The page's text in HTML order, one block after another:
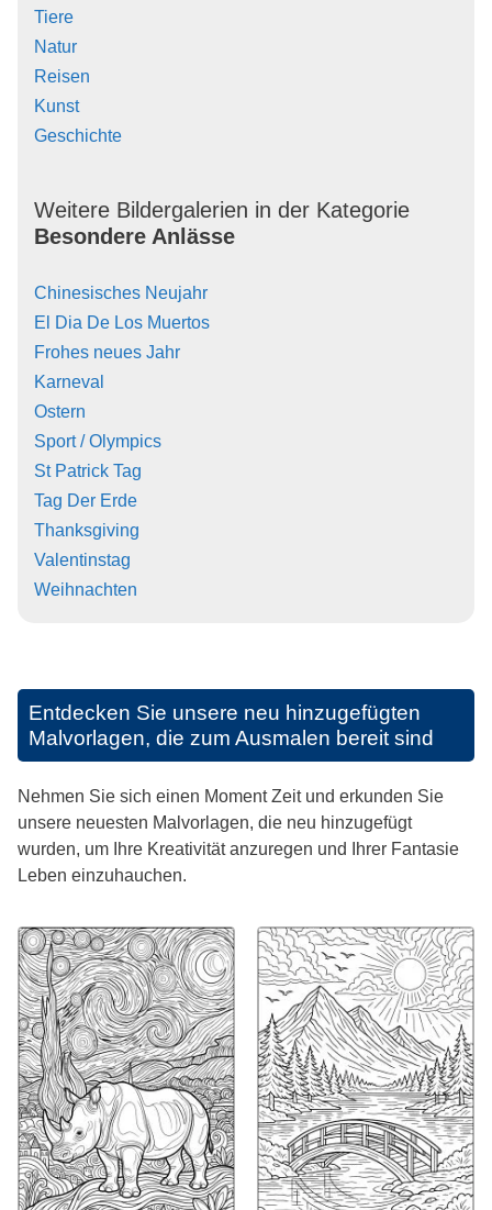
Tiere
Natur
Reisen
Kunst
Geschichte
Weitere Bildergalerien in der Kategorie
Besondere Anlässe
Chinesisches Neujahr
El Dia De Los Muertos
Frohes neues Jahr
Karneval
Ostern
Sport / Olympics
St Patrick Tag
Tag Der Erde
Thanksgiving
Valentinstag
Weihnachten
Entdecken Sie unsere neu hinzugefügten
Malvorlagen, die zum Ausmalen bereit sind
Nehmen Sie sich einen Moment Zeit und erkunden Sie
unsere neuesten Malvorlagen, die neu hinzugefügt
wurden, um Ihre Kreativität anzuregen und Ihrer Fantasie
Leben einzuhauchen.